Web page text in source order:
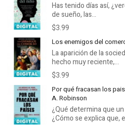
Has tenido días así,
de sueño, las...
$3.99
Los enemigos del
La aparición de la
hecho muy reciente,...
$3.99
Por qué fracasan los
A. Robinson
¿Qué determina que
¿Cómo se explica que,